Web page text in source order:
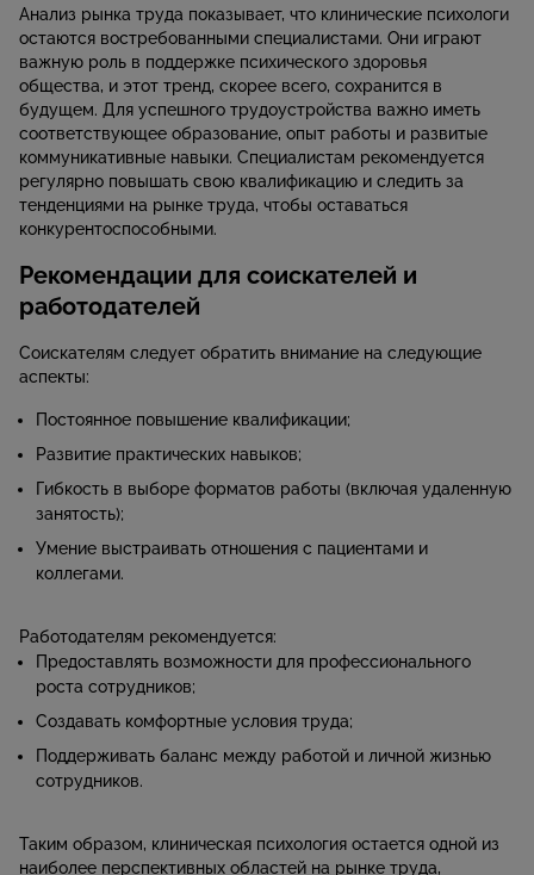
Анализ рынка труда показывает, что клинические психологи
остаются востребованными специалистами. Они играют
важную роль в поддержке психического здоровья
общества, и этот тренд, скорее всего, сохранится в
будущем. Для успешного трудоустройства важно иметь
соответствующее образование, опыт работы и развитые
коммуникативные навыки. Специалистам рекомендуется
регулярно повышать свою квалификацию и следить за
тенденциями на рынке труда, чтобы оставаться
конкурентоспособными.
Рекомендации для соискателей и
работодателей
Соискателям следует обратить внимание на следующие
аспекты:
Постоянное повышение квалификации;
Развитие практических навыков;
Гибкость в выборе форматов работы (включая удаленную
занятость);
Умение выстраивать отношения с пациентами и
коллегами.
Работодателям рекомендуется:
Предоставлять возможности для профессионального
роста сотрудников;
Создавать комфортные условия труда;
Поддерживать баланс между работой и личной жизнью
сотрудников.
Таким образом, клиническая психология остается одной из
наиболее перспективных областей на рынке труда,